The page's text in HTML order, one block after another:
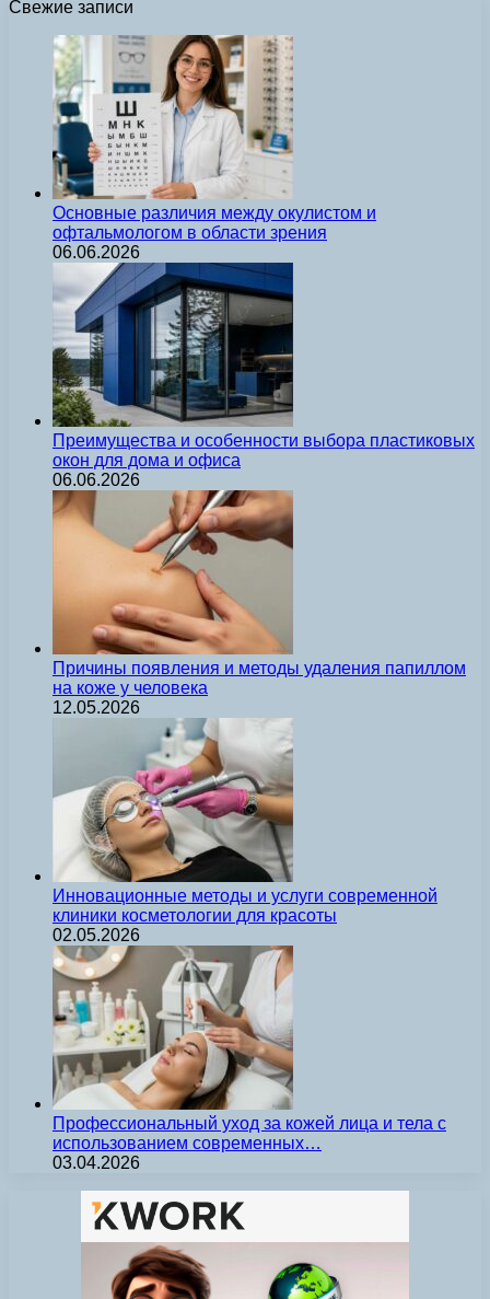
Свежие записи
Основные различия между окулистом и
офтальмологом в области зрения
06.06.2026
Преимущества и особенности выбора пластиковых
окон для дома и офиса
06.06.2026
Причины появления и методы удаления папиллом
на коже у человека
12.05.2026
Инновационные методы и услуги современной
клиники косметологии для красоты
02.05.2026
Профессиональный уход за кожей лица и тела с
использованием современных…
03.04.2026